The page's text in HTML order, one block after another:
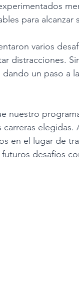
para alcanzar
varios
distracciones.
dando un paso a
nuestro
en el lugar de
desafíos